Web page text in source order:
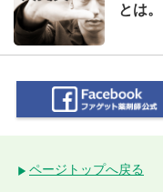
とは。
ページトップへ戻る